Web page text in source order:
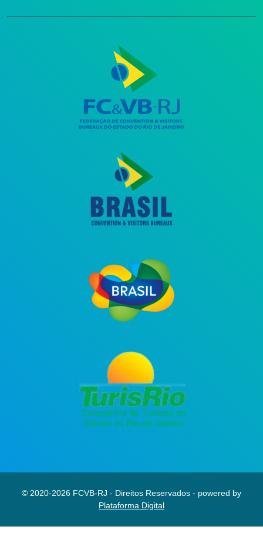
© 2020-2026 FCVB-RJ - Direitos Reservados - powered by
Plataforma Digital